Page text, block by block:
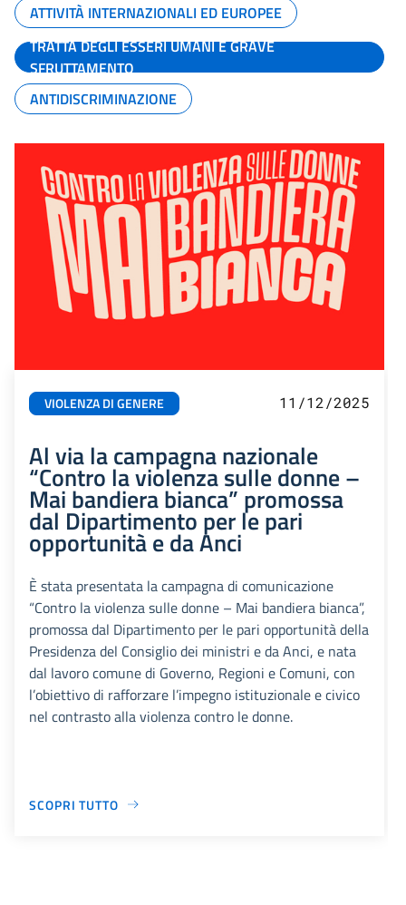
ATTIVITÀ INTERNAZIONALI ED EUROPEE
TRATTA DEGLI ESSERI UMANI E GRAVE
SFRUTTAMENTO
ANTIDISCRIMINAZIONE
VIOLENZA DI GENERE 11/12/2025
Al via la campagna nazionale
“Contro la violenza sulle donne –
Mai bandiera bianca” promossa
dal Dipartimento per le pari
opportunità e da Anci
È stata presentata la campagna di comunicazione
“Contro la violenza sulle donne – Mai bandiera bianca”,
promossa dal Dipartimento per le pari opportunità della
Presidenza del Consiglio dei ministri e da Anci, e nata
dal lavoro comune di Governo, Regioni e Comuni, con
l’obiettivo di rafforzare l’impegno istituzionale e civico
nel contrasto alla violenza contro le donne.
SCOPRI TUTTO